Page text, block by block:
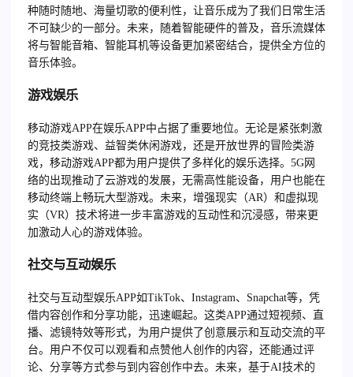
种随时随地、海量切歌的便利性，让音乐成为了我们日常生活
不可缺少的一部分。未来，随着智能硬件的普及，音乐流媒体
将与智能音箱、智能耳机等设备更加紧密结合，提供全方位的
音乐体验。
游戏娱乐
移动游戏APP在娱乐APP中占据了重要地位。无论是紧张刺激
的竞技类游戏、益智类休闲游戏，还是开放世界的冒险类游
戏，移动游戏APP都为用户提供了多样化的娱乐选择。5G网
络的出现推动了云游戏的发展，无需高性能设备，用户也能在
移动终端上畅玩大型游戏。未来，增强现实（AR）和虚拟现
实（VR）技术将进一步丰富游戏的互动性和沉浸感，带来更
加激动人心的游戏体验。
社交与互动娱乐
社交与互动型娱乐APP如TikTok、Instagram、Snapchat等，凭
借内容创作和分享功能，迅速崛起。这类APP通过短视频、直
播、滤镜特效等形式，为用户提供了创意展示和互动交流的平
台。用户不仅可以观看和点赞他人创作的内容，还能通过评
论、分享等方式参与到内容创作中去。未来，基于AI技术的